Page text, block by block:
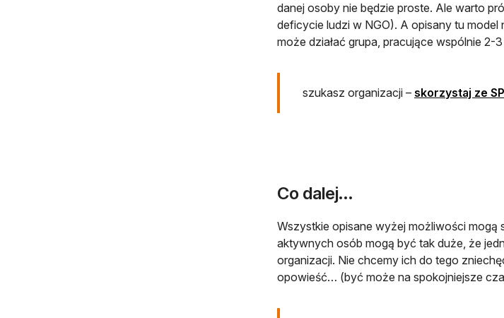
danej osoby nie będzie proste. Ale warto
deficycie ludzi w NGO). A opisany tu
może działać grupa, pracujące wspólnie 2-
szukasz organizacji – skorzystaj ze
Co dalej...
Wszystkie opisane wyżej możliwości mogą
aktywnych osób mogą być tak duże, że
organizacji. Nie chcemy ich do tego
opowieść… (być może na spokojniejsze